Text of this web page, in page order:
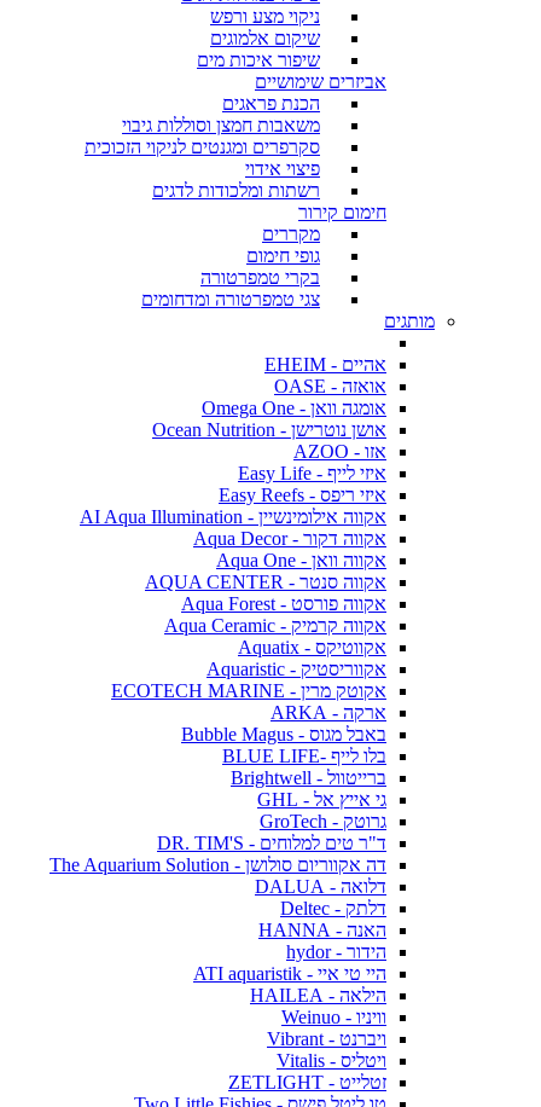
ניקוי מצע ורפש
שיקום אלמוגים
שיפור איכות מים
אביזרים שימושיים
הכנת פראגים
משאבות חמצן וסוללות גיבוי
סקרפרים ומגנטים לניקוי הזכוכית
פיצוי אידוי
רשתות ומלכודות לדגים
חימום קירור
מקררים
גופי חימום
בקרי טמפרטורה
צגי טמפרטורה ומדחומים
מותגים
אהיים - EHEIM
אואזה - OASE
אומגה וואן - Omega One
אושן נוטרישן - Ocean Nutrition
אזו - AZOO
איזי לייף - Easy Life
איזי ריפס - Easy Reefs
אקווה אילומינשיין - AI Aqua Illumination
אקווה דקור - Aqua Decor
אקווה וואן - Aqua One
אקווה סנטר - AQUA CENTER
אקווה פורסט - Aqua Forest
אקווה קרמיק - Aqua Ceramic
אקווטיקס - Aquatix
אקווריסטיק - Aquaristic
אקוטק מרין - ECOTECH MARINE
ארקה - ARKA
באבל מגוס - Bubble Magus
בלו לייף -BLUE LIFE
ברייטוול - Brightwell
גי אייץ אל - GHL
גרוטק - GroTech
ד"ר טים למלוחים - DR. TIM'S
דה אקווריום סולושן - The Aquarium Solution
דלואה - DALUA
דלתק - Deltec
האנה - HANNA
הידור - hydor
היי טי איי - ATI aquaristik
הילאה - HAILEA
וויניו - Weinuo
ויברנט - Vibrant
ויטליס - Vitalis
זטלייט - ZETLIGHT